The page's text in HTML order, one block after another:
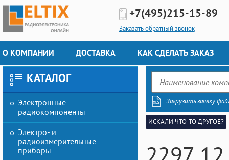
+7(495)215-15-89
Заказать обратный звонок
О КОМПАНИИ ДОСТАВКА КАК СДЕЛАТЬ ЗАКАЗ
КАТАЛОГ
Электронные
радиокомпоненты
Электро- и
радиоизмерительные
приборы
Загрузить заявку
ИСКАЛИ ЧТО-ТО ДРУГОЕ?